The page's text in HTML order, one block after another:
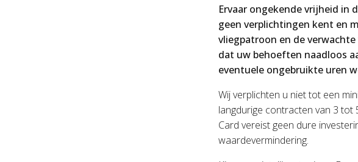
Ervaar ongekende vrijheid in
geen verplichtingen kent en
vliegpatroon en de
dat uw behoeften naadloos
eventuele ongebruikte uren
Wij verplichten u niet tot een
langdurige contracten van 3 tot
Card vereist geen dure
waardevermindering.